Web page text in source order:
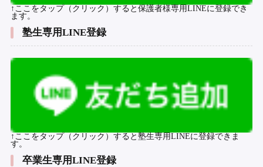
↑ここをタップ（クリック）すると保護者様専用LINEに登録でき
ます。
塾生専用LINE登録
↑ここをタップ（クリック）すると塾生専用LINEに登録できま
す。
卒業生専用LINE登録